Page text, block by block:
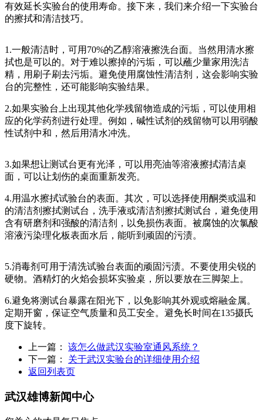
有效延长实验台的使用寿命。接下来，我们来介绍一下实验台
的擦拭和清洁技巧。
1.一般清洁时，可用70%的乙醇溶液擦洗台面。当然用清水擦
拭也是可以的。对于难以擦掉的污垢，可以蘸少量家用洗洁
精，用刷子刷去污垢。避免使用腐蚀性清洁剂，这会影响实验
台的完整性，还可能影响实验结果。
2.如果实验台上出现其他化学残留物造成的污垢，可以使用相
应的化学药剂进行处理。例如，碱性试剂的残留物可以用弱酸
性试剂中和，然后用清水冲洗。
3.如果想让测试台更有光泽，可以用亮油等溶液擦拭清洁桌
面，可以让划伤的桌面重新发亮。
4.用温水擦拭试验台的表面。其次，可以选择使用酮类或温和
的清洁剂擦拭测试台，洗手液或清洁剂擦拭测试台，避免使用
含有研磨剂和强酸的清洁剂，以免损伤表面。被腐蚀的次氯酸
溶液污染理化板表面水后，能听到顽固的污渍。
5.消毒剂可用于清洗试验台表面的顽固污渍。不要使用尖锐的
硬物。酒精灯的火焰会损坏实验桌，所以要放在三脚架上。
6.避免将测试台暴露在阳光下，以免影响其外观或熔融金属。
定期开窗，保证空气质量和员工安全。避免长时间在135摄氏
度下旋转。
上一篇： 该怎么做武汉实验室通风系统？
下一篇： 关于武汉实验台的详细使用介绍
返回列表页
武汉雄博新闻中心